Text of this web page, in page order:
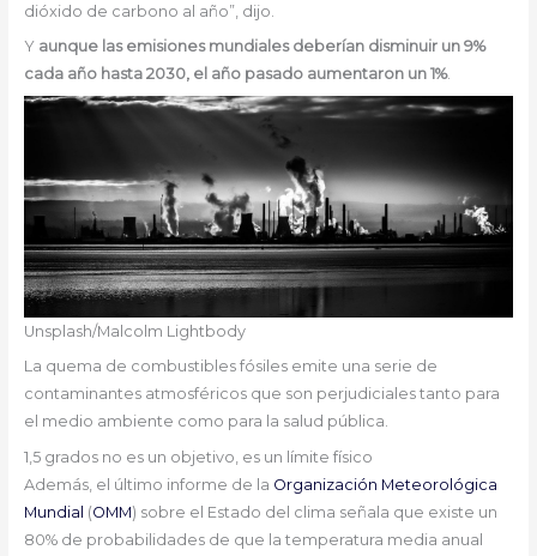
dióxido de carbono al año”, dijo.
Y aunque las emisiones mundiales deberían disminuir un 9%
cada año hasta 2030, el año pasado aumentaron un 1%.
Unsplash/Malcolm Lightbody
La quema de combustibles fósiles emite una serie de
contaminantes atmosféricos que son perjudiciales tanto para
el medio ambiente como para la salud pública.
1,5 grados no es un objetivo, es un límite físico
Además, el último informe de la Organización Meteorológica
Mundial (OMM) sobre el Estado del clima señala que existe un
80% de probabilidades de que la temperatura media anual